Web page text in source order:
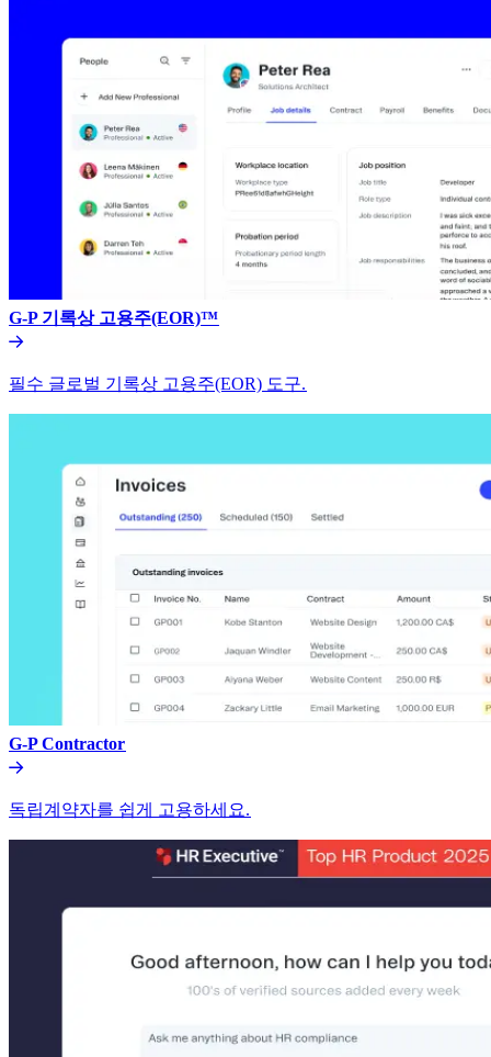
G-P 기록상 고용주(EOR)™​​
필수 글로벌 기록상 고용주(EOR) 도구.​​
G-P Contractor​​
독립계약자를 쉽게 고용하세요.​​